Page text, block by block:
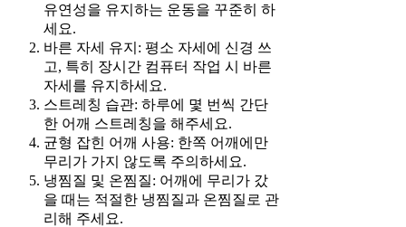
유연성을 유지하는 운동을 꾸준히 하
세요.
바른 자세 유지: 평소 자세에 신경 쓰
고, 특히 장시간 컴퓨터 작업 시 바른
자세를 유지하세요.
스트레칭 습관: 하루에 몇 번씩 간단
한 어깨 스트레칭을 해주세요.
균형 잡힌 어깨 사용: 한쪽 어깨에만
무리가 가지 않도록 주의하세요.
냉찜질 및 온찜질: 어깨에 무리가 갔
을 때는 적절한 냉찜질과 온찜질로 관
리해 주세요.